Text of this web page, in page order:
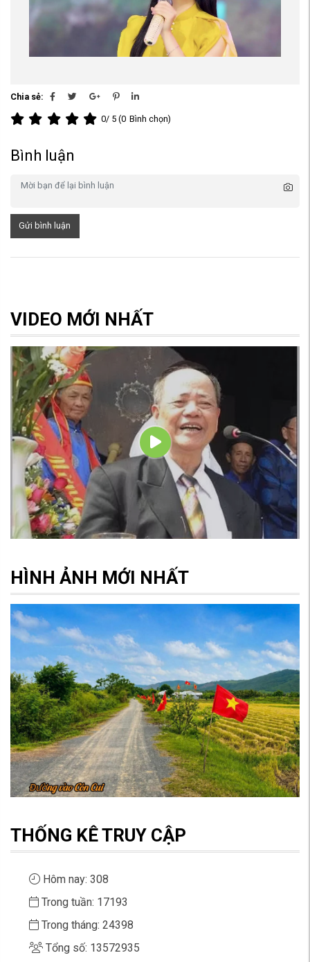
Chia sẻ:
0/ 5 (0 Bình chọn)
Bình luận
Gửi bình luận
VIDEO MỚI NHẤT
HÌNH ẢNH MỚI NHẤT
THỐNG KÊ TRUY CẬP
Hôm nay: 308
Trong tuần: 17193
Trong tháng: 24398
Tổng số: 13572935